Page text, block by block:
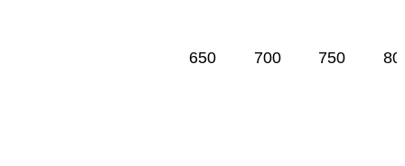
650 700 750